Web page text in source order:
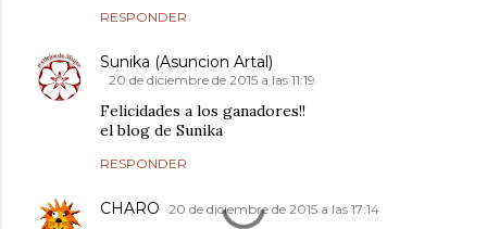
RESPONDER
Sunika (Asuncion Artal)
20 de diciembre de 2015 a las 11:19
Felicidades a los ganadores!!
el blog de Sunika
RESPONDER
CHARO 20 de diciembre de 2015 a las 17:14